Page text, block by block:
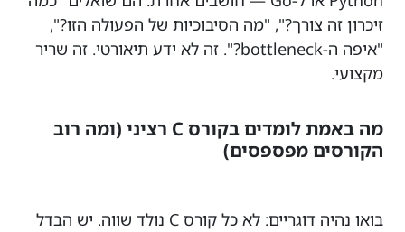
זיכרון זה צורך?", "מה הסיבוכיות של הפעולה הזו?",
"איפה ה-bottleneck?". זה לא ידע תיאורטי. זה שריר
מקצועי.
מה באמת לומדים בקורס C רציני (ומה רוב
הקורסים מפספסים)
בואו נהיה דוגריים: לא כל קורס C נולד שווה. יש הבדל